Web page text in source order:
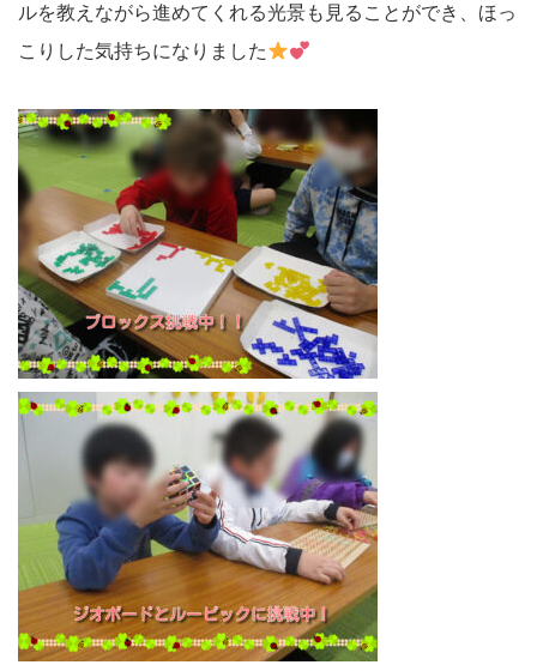
ルを教えながら進めてくれる光景も見ることができ、ほっ
こりした気持ちになりました